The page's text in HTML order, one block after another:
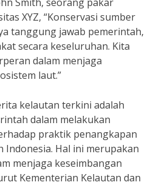
XYZ, “Konservasi sumber
tanggung jawab pemerintah,
secara keseluruhan. Kita
dalam menjaga
laut.”
kelautan terkini adalah
dalam melakukan
praktik penangkapan
Indonesia. Hal ini merupakan
menjaga keseimbangan
Kementerian Kelautan dan